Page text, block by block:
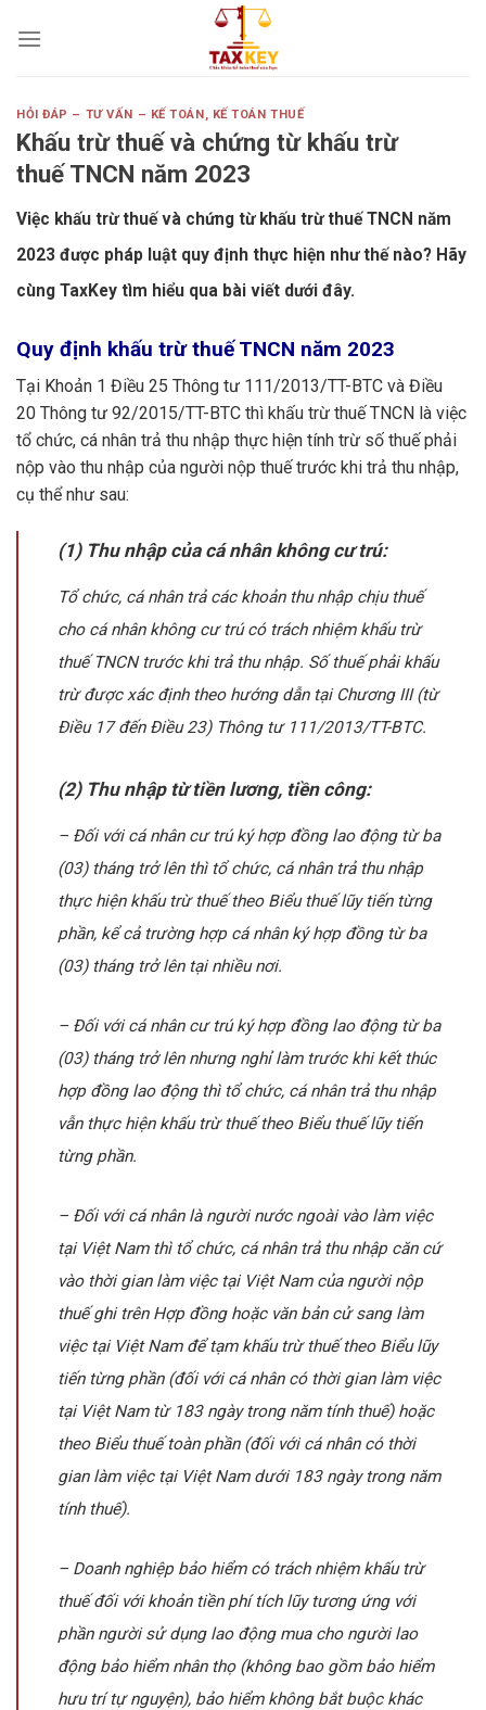
HỎI ĐÁP – TƯ VẤN – KẾ TOÁN, KẾ TOÁN THUẾ
Khấu trừ thuế và chứng từ khấu trừ
thuế TNCN năm 2023
Việc khấu trừ thuế và chứng từ khấu trừ thuế TNCN năm
2023 được pháp luật quy định thực hiện như thế nào? Hãy
cùng TaxKey tìm hiểu qua bài viết dưới đây.
Quy định khấu trừ thuế TNCN năm 2023
Tại Khoản 1 Điều 25 Thông tư 111/2013/TT-BTC và Điều
20 Thông tư 92/2015/TT-BTC thì khấu trừ thuế TNCN là việc
tổ chức, cá nhân trả thu nhập thực hiện tính trừ số thuế phải
nộp vào thu nhập của người nộp thuế trước khi trả thu nhập,
cụ thể như sau:
(1) Thu nhập của cá nhân không cư trú:
Tổ chức, cá nhân trả các khoản thu nhập chịu thuế
cho cá nhân không cư trú có trách nhiệm khấu trừ
thuế TNCN trước khi trả thu nhập. Số thuế phải khấu
trừ được xác định theo hướng dẫn tại Chương III (từ
Điều 17 đến Điều 23) Thông tư 111/2013/TT-BTC.
(2) Thu nhập từ tiền lương, tiền công:
– Đối với cá nhân cư trú ký hợp đồng lao động từ ba
(03) tháng trở lên thì tổ chức, cá nhân trả thu nhập
thực hiện khấu trừ thuế theo Biểu thuế lũy tiến từng
phần, kể cả trường hợp cá nhân ký hợp đồng từ ba
(03) tháng trở lên tại nhiều nơi.
– Đối với cá nhân cư trú ký hợp đồng lao động từ ba
(03) tháng trở lên nhưng nghỉ làm trước khi kết thúc
hợp đồng lao động thì tổ chức, cá nhân trả thu nhập
vẫn thực hiện khấu trừ thuế theo Biểu thuế lũy tiến
từng phần.
– Đối với cá nhân là người nước ngoài vào làm việc
tại Việt Nam thì tổ chức, cá nhân trả thu nhập căn cứ
vào thời gian làm việc tại Việt Nam của người nộp
thuế ghi trên Hợp đồng hoặc văn bản cử sang làm
việc tại Việt Nam để tạm khấu trừ thuế theo Biểu lũy
tiến từng phần (đối với cá nhân có thời gian làm việc
tại Việt Nam từ 183 ngày trong năm tính thuế) hoặc
theo Biểu thuế toàn phần (đối với cá nhân có thời
gian làm việc tại Việt Nam dưới 183 ngày trong năm
tính thuế).
– Doanh nghiệp bảo hiểm có trách nhiệm khấu trừ
thuế đối với khoản tiền phí tích lũy tương ứng với
phần người sử dụng lao động mua cho người lao
động bảo hiểm nhân thọ (không bao gồm bảo hiểm
hưu trí tự nguyện), bảo hiểm không bắt buộc khác